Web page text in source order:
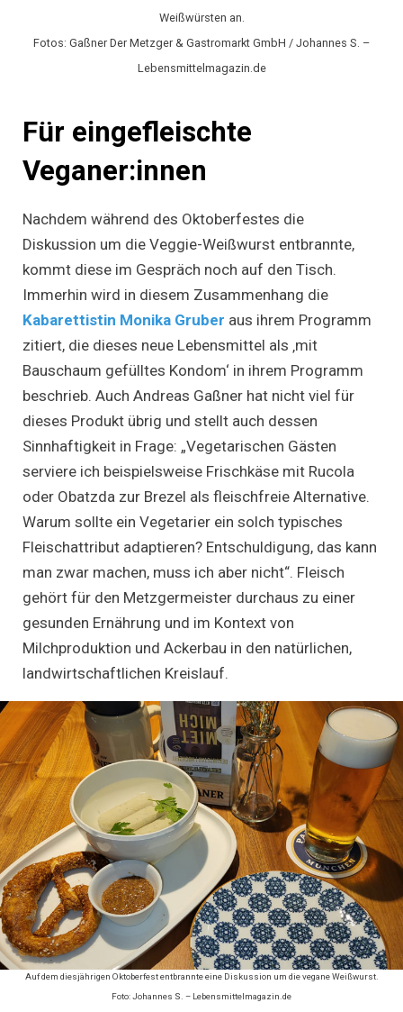
Weißwürsten an.
Fotos: Gaßner Der Metzger & Gastromarkt GmbH / Johannes S. –
Lebensmittelmagazin.de
Für eingefleischte
Veganer:innen
Nachdem während des Oktoberfestes die
Diskussion um die Veggie-Weißwurst entbrannte,
kommt diese im Gespräch noch auf den Tisch.
Immerhin wird in diesem Zusammenhang die
Kabarettistin Monika Gruber aus ihrem Programm
zitiert, die dieses neue Lebensmittel als ‚mit
Bauschaum gefülltes Kondom‘ in ihrem Programm
beschrieb. Auch Andreas Gaßner hat nicht viel für
dieses Produkt übrig und stellt auch dessen
Sinnhaftigkeit in Frage: „Vegetarischen Gästen
serviere ich beispielsweise Frischkäse mit Rucola
oder Obatzda zur Brezel als fleischfreie Alternative.
Warum sollte ein Vegetarier ein solch typisches
Fleischattribut adaptieren? Entschuldigung, das kann
man zwar machen, muss ich aber nicht“. Fleisch
gehört für den Metzgermeister durchaus zu einer
gesunden Ernährung und im Kontext von
Milchproduktion und Ackerbau in den natürlichen,
landwirtschaftlichen Kreislauf.
Auf dem diesjährigen Oktoberfest entbrannte eine Diskussion um die vegane Weißwurst.
Foto: Johannes S. – Lebensmittelmagazin.de